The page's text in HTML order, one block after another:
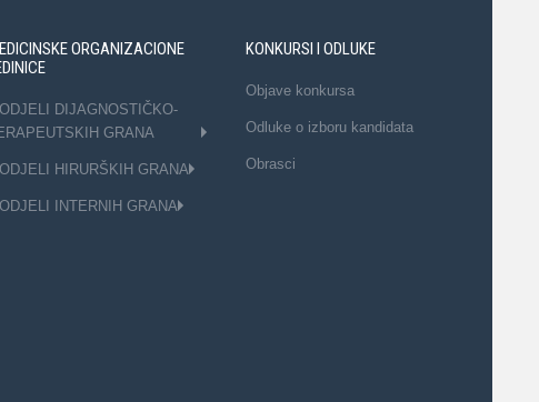
ORGANIZACIONE
DIJAGNOSTIČKO-
GRANA
HIRURŠKIH GRANA
INTERNIH GRANA
KONKURSI I ODLUKE
Objave konkursa
Odluke o izboru kandidata
Obrasci